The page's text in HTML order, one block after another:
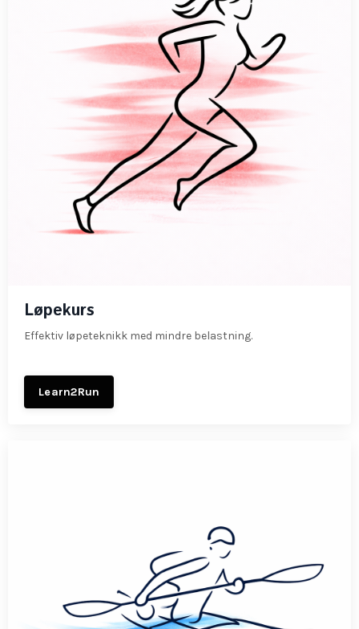
Løpekurs
Effektiv løpeteknikk med mindre belastning.
Learn2Run